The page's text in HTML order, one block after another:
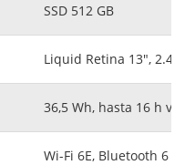
SSD 512 GB
Liquid Retina 13",
36,5 Wh, hasta 16 h
Wi-Fi 6E, Bluetooth 6